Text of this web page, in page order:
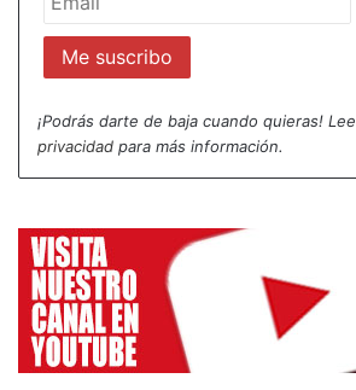
Autonomías, desplegado a partir
Española. Afortunadamente, hoy
nuestra geografía, auspiciado por
correspondientes
sustanciales en la escena
pocos han sabido adaptarse: en
propios profesionales afincados
hemos preferido aislarnos y
supervivencia artística de forma
¡Podrás darte de baja cuando quieras!
privacidad para más información.